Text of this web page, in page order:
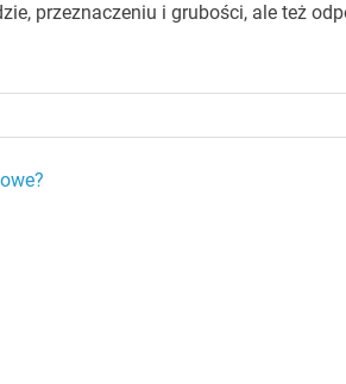
przeznaczeniu i grubości, ale też